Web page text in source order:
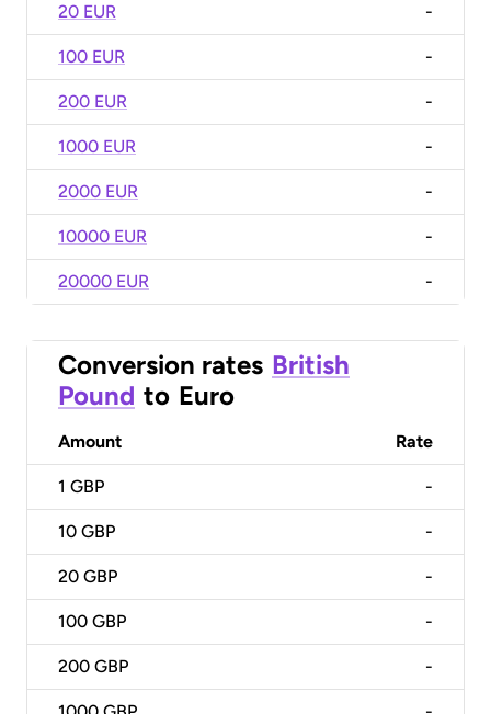
20 EUR -
100 EUR -
200 EUR -
1000 EUR -
2000 EUR -
10000 EUR -
20000 EUR -
Conversion rates British
Pound to Euro
Amount Rate
1 GBP -
10 GBP -
20 GBP -
100 GBP -
200 GBP -